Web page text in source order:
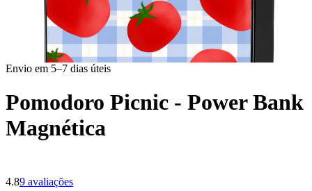
Envio em 5–7 dias úteis
Pomodoro Picnic - Power Bank
Magnética
4.89 avaliações